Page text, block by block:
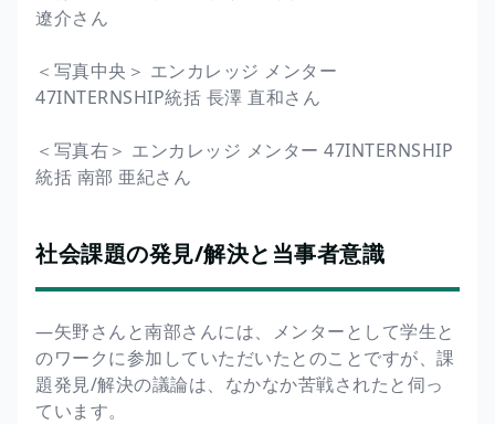
遼介さん
＜写真中央＞ エンカレッジ メンター
47INTERNSHIP統括 長澤 直和さん
＜写真右＞ エンカレッジ メンター 47INTERNSHIP
統括 南部 亜紀さん
社会課題の発見/解決と当事者意識
―矢野さんと南部さんには、メンターとして学生と
のワークに参加していただいたとのことですが、課
題発見/解決の議論は、なかなか苦戦されたと伺っ
ています。